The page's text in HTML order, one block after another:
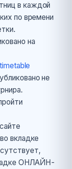
в каждой
по времени
на
не
вкладке
ОНЛАЙН-